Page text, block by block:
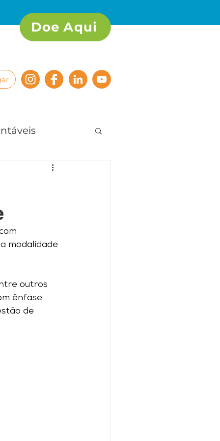
Doe Aqui
e bem viver
modalidade
outros
ênfase
de